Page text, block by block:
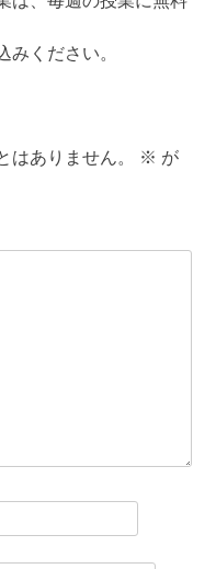
みください。
はありません。 ※ が